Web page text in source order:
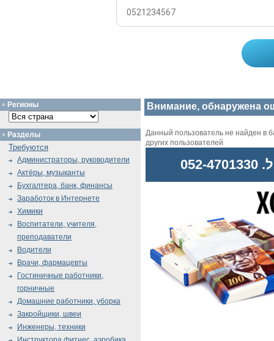
Внимание, обнаружена
Данный пользователь не найден в
других пользователей
Регионы
Разделы
Требуются
Администраторы, руководители
Актёры, музыканты
Бухгалтера, банк, финансы
Заработок в Интернете
Химики
Воспитатели, учителя,
преподаватели
Водители
Врачи, фармацевты
Гостиничные работники,
горничные
Домашние работники, уборка
Закройщики, швеи
Инженеры, техники